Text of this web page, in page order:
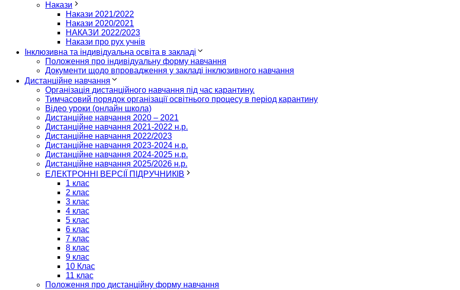
Накази
Накази 2021/2022
Накази 2020/2021
НАКАЗИ 2022/2023
Накази про рух учнів
Інклюзивна та індивідуальна освіта в закладі
Положення про індивідуальну форму навчання
Документи щодо впровадження у закладі інклюзивного навчання
Дистанційне навчання
Організація дистанційного навчання під час карантину.
Тимчасовий порядок організації освітнього процесу в період карантину
Відео уроки (онлайн школа)
Дистанційне навчання 2020 – 2021
Дистанційне навчання 2021-2022 н.р.
Дистанційне навчання 2022/2023
Дистанційне навчання 2023-2024 н.р.
Дистанційне навчання 2024-2025 н.р.
Дистанційне навчання 2025/2026 н.р.
ЕЛЕКТРОННІ ВЕРСІЇ ПІДРУЧНИКІВ
1 клас
2 клас
3 клас
4 клас
5 клас
6 клас
7 клас
8 клас
9 клас
10 Клас
11 клас
Положення про дистанційну форму навчання